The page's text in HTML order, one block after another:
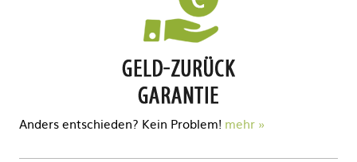
Anders entschieden? Kein Problem! mehr